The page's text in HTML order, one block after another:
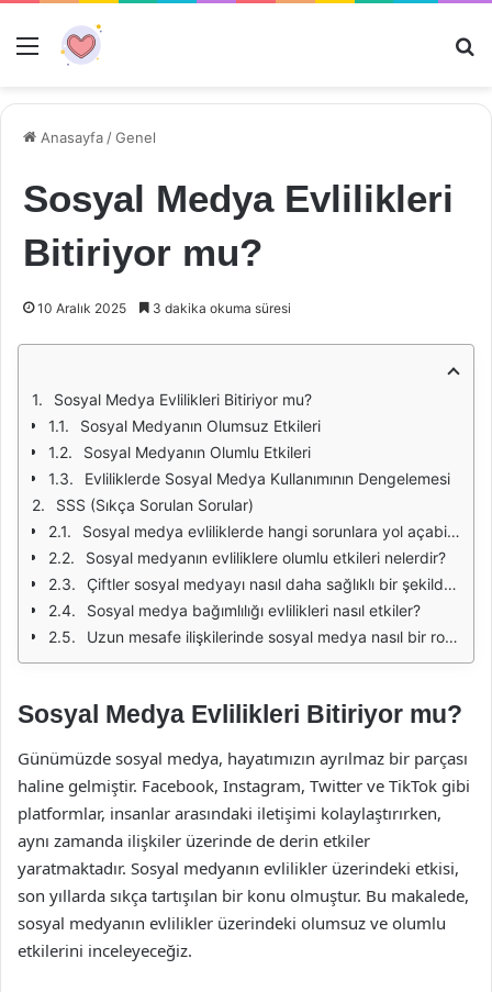
Menü
Anasayfa /Genel
Sosyal Medya Evlilikleri
Bitiriyor mu?
10 Aralık 2025 3 dakika okuma süresi
Sosyal Medya Evlilikleri Bitiriyor mu?
Sosyal Medyanın Olumsuz Etkileri
Sosyal Medyanın Olumlu Etkileri
Evliliklerde Sosyal Medya Kullanımının Dengelemesi
SSS (Sıkça Sorulan Sorular)
Sosyal medya evliliklerde hangi sorunlara yol açabilir?
Sosyal medyanın evliliklere olumlu etkileri nelerdir?
Çiftler sosyal medyayı nasıl daha sağlıklı bir şekilde kullanabilir?
Sosyal medya bağımlılığı evlilikleri nasıl etkiler?
Uzun mesafe ilişkilerinde sosyal medya nasıl bir rol oynar?
Sosyal Medya Evlilikleri Bitiriyor mu?
Günümüzde sosyal medya, hayatımızın ayrılmaz bir parçası
haline gelmiştir. Facebook, Instagram, Twitter ve TikTok gibi
platformlar, insanlar arasındaki iletişimi kolaylaştırırken,
aynı zamanda ilişkiler üzerinde de derin etkiler
yaratmaktadır. Sosyal medyanın evlilikler üzerindeki etkisi,
son yıllarda sıkça tartışılan bir konu olmuştur. Bu makalede,
sosyal medyanın evlilikler üzerindeki olumsuz ve olumlu
etkilerini inceleyeceğiz.